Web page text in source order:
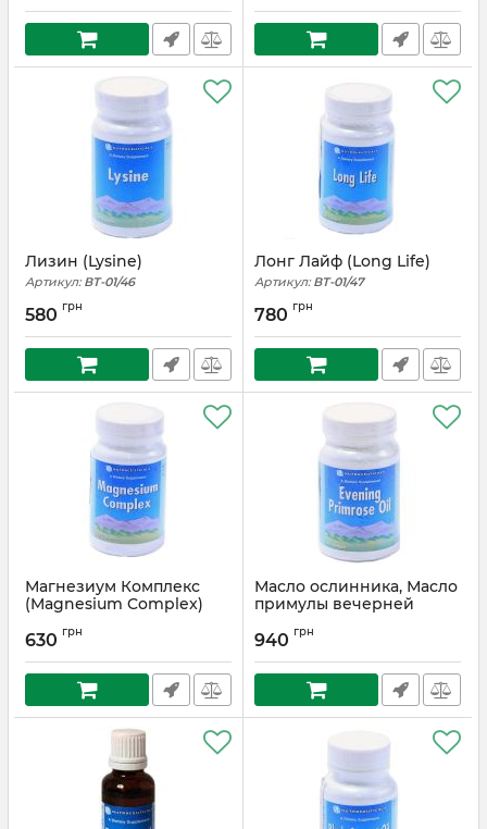
Лизин (Lysine)
Артикул: ВТ-01/46
580 грн
Лонг Лайф (Long Life)
Артикул: ВТ-01/47
780 грн
Магнезиум Комплекс
(Magnesium Complex)
630 грн
Масло ослинника, Масло
примулы вечерней
Артикул:
940 грн